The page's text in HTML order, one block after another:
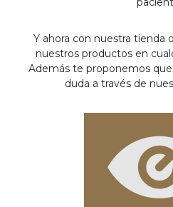
Y ahora con nuestra tienda
nuestros productos en
Además te proponemos
duda a través de